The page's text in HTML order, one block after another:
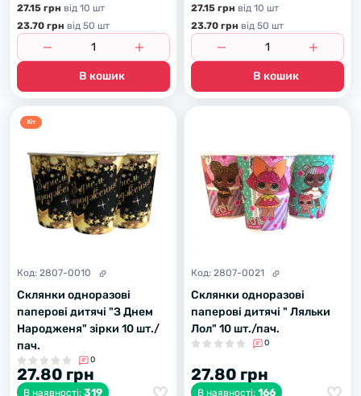
27.15 грн вiд 10 шт
23.70 грн вiд 50 шт
В кошик
27.15 грн вiд 10 шт
23.70 грн вiд 50 шт
В кошик
Хiт
Код: 2807-0010
Склянки одноразові
паперові дитячі "З Днем
Народженя" зірки 10 шт./
пач.
0
27.80 грн
В наявності: 319
Код: 2807-0021
Склянки одноразові
паперові дитячі " Ляльки
Лол" 10 шт./пач.
0
27.80 грн
В наявності: 166